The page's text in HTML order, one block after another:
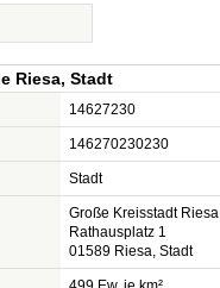
Riesa, Stadt
14627230
146270230230
Stadt
Große Kreisstadt Riesa
Rathausplatz 1
01589 Riesa, Stadt